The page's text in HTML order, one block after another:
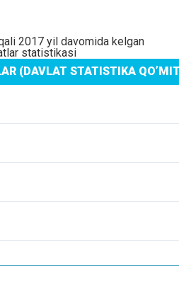
2017 yil davomida kelgan
statistikasi
(DAVLAT STATISTIKA